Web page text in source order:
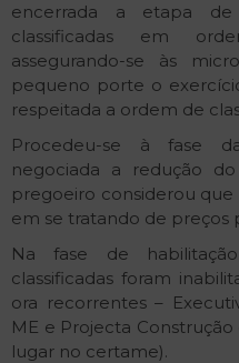
encerrada a etapa
classificadas em
assegurando-se às
pequeno porte o
respeitada a ordem de
Procedeu-se à fase
negociada a redução
pregoeiro considerou
em se tratando de preços
Na fase de
classificadas foram
ora recorrentes –
ME e Projecta Construção
lugar no certame).